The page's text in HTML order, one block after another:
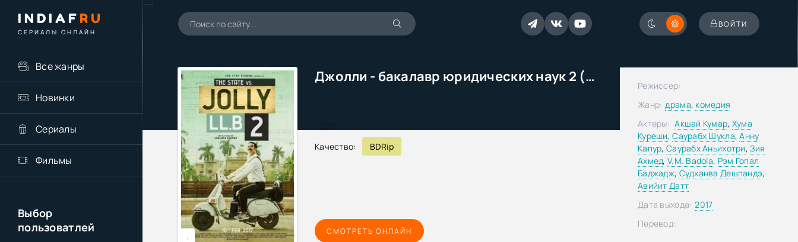
INDIAFRU
СЕРИАЛЫ ОНЛАЙН
ВОЙТИ
Все жанры
Новинки
Сериалы
Фильмы
Выбор
пользоватлей
Джолли - бакалавр юридических наук 2 (2017)
2017
Качество:
BDRip
,
СМОТРЕТЬ ОНЛАЙН
Режиссер:
Жанр: драма, комедия
Актеры: Акшай Кумар, Хума
Куреши,Саурабх Шукла,Анну
Капур, Саурабх Аньихотри,Зия
Ахмед, V.M. Badola, Рэм Гопал
Баджадж, Судханва Дешпандэ,
Авийит Датт
Дата выхода: 2017
Перевод: